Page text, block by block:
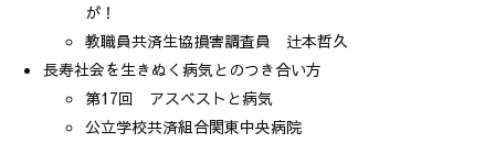
が！
教職員共済生協損害調査員 辻本哲久
長寿社会を生きぬく病気とのつき合い方
第17回 アスベストと病気
公立学校共済組合関東中央病院